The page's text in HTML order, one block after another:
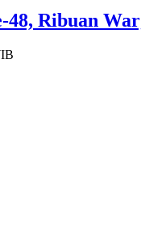
48, Ribuan